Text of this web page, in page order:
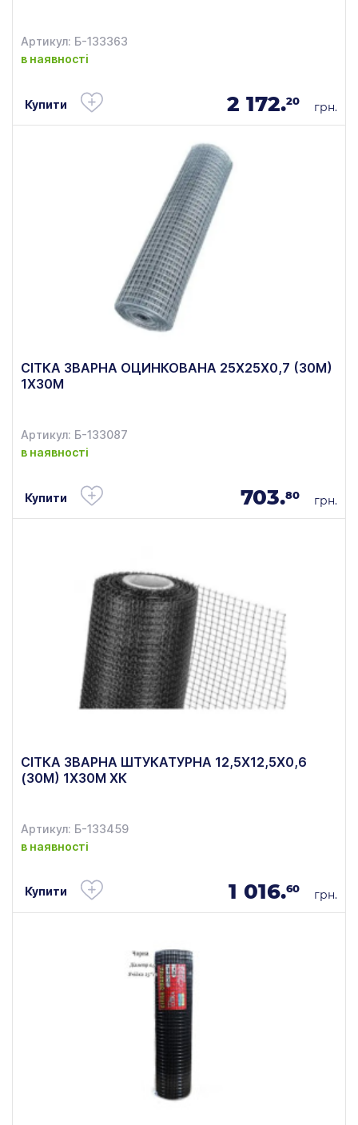
Артикул: Б-133363
в наявності
Купити 2 172.20 грн.
СІТКА ЗВАРНА ОЦИНКОВАНА 25Х25Х0,7 (30М)
1Х30М
Артикул: Б-133087
в наявності
Купити 703.80 грн.
СІТКА ЗВАРНА ШТУКАТУРНА 12,5Х12,5Х0,6
(30М) 1Х30М ХК
Артикул: Б-133459
в наявності
Купити 1 016.60 грн.